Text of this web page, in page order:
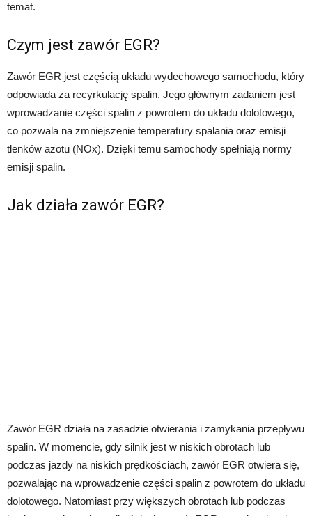
temat.
Czym jest zawór EGR?
Zawór EGR jest częścią układu wydechowego samochodu, który
odpowiada za recyrkulację spalin. Jego głównym zadaniem jest
wprowadzanie części spalin z powrotem do układu dolotowego,
co pozwala na zmniejszenie temperatury spalania oraz emisji
tlenków azotu (NOx). Dzięki temu samochody spełniają normy
emisji spalin.
Jak działa zawór EGR?
Zawór EGR działa na zasadzie otwierania i zamykania przepływu
spalin. W momencie, gdy silnik jest w niskich obrotach lub
podczas jazdy na niskich prędkościach, zawór EGR otwiera się,
pozwalając na wprowadzenie części spalin z powrotem do układu
dolotowego. Natomiast przy większych obrotach lub podczas